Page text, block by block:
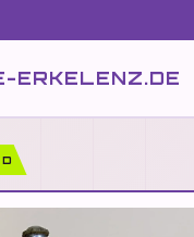
ERKELENZ.DE